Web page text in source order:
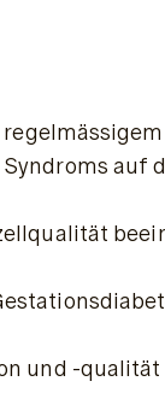
auf
und -